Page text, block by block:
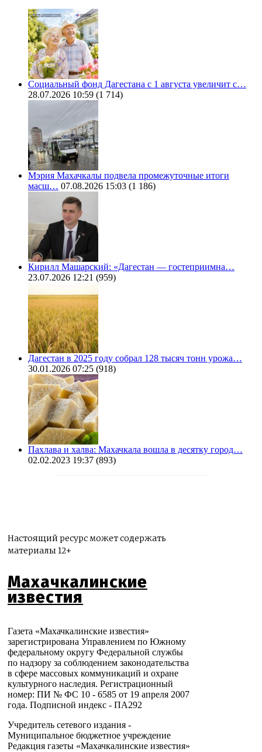
Социальный фонд Дагестана с 1 августа увеличит с…
28.07.2026 10:59 (1 714)
Мэрия Махачкалы подвела промежуточные итоги
масш… 07.08.2026 15:03 (1 186)
Кирилл Машарский: «Дагестан — гостеприимна…
23.07.2026 12:21 (959)
Дагестан в 2025 году собрал 128 тысяч тонн урожа…
30.01.2026 07:25 (918)
Пахлава и халва: Махачкала вошла в десятку город…
02.02.2023 19:37 (893)
Настоящий ресурс может содержать
материалы 12+
Махачкалинские
известия
Газета «Махачкалинские известия»
зарегистрирована Управлением по Южному
федеральному округу Федеральной службы
по надзору за соблюдением законодательства
в сфере массовых коммуникаций и охране
культурного наследия. Регистрационный
номер: ПИ № ФС 10 - 6585 от 19 апреля 2007
года. Подписной индекс - ПА292
Учредитель сетевого издания -
Муниципальное бюджетное учреждение
Редакция газеты «Махачкалинские известия»